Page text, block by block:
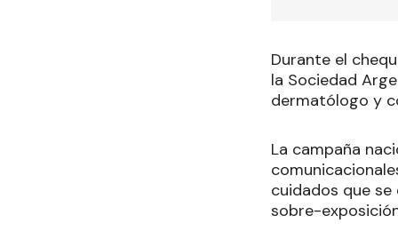
Durante el
la Sociedad
dermatólogo y
La campaña
cuidados que
sobre-